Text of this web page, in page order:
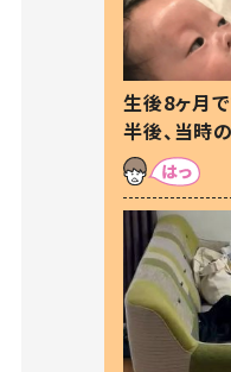
生後8ヶ月
半後、当時
た本音とは